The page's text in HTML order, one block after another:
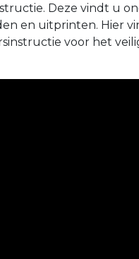
Deze vindt u
en uitprinten. Hier
voor het